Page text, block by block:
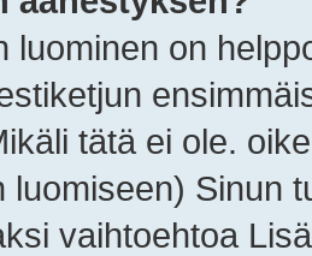
luominen on
tätä ei ole.
luomiseen) Sinun
vaihtoehtoa